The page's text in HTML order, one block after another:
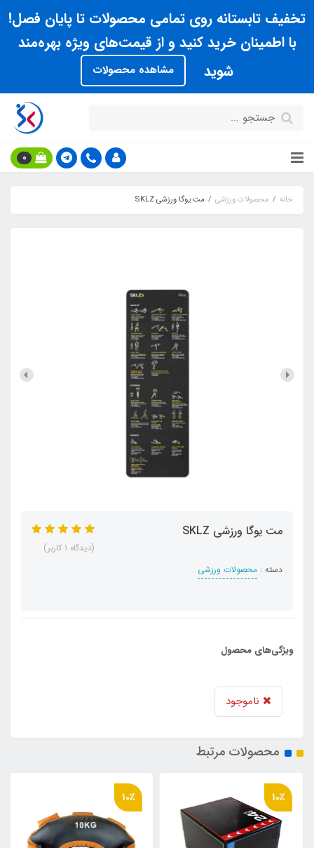
تخفیف تابستانه روی تمامی محصولات تا پایان فصل!
با اطمینان خرید کنید و از قیمت‌های ویژه بهره‌مند
شوید
مشاهده محصولات
0
خانه محصولات ورزشی مت یوگا ورزشی SKLZ
مت یوگا ورزشی SKLZ
دسته : محصولات ورزشی
(دیدگاه 1 کاربر)
ویژگی‌های محصول
ناموجود
محصولات مرتبط
10٪ 10٪